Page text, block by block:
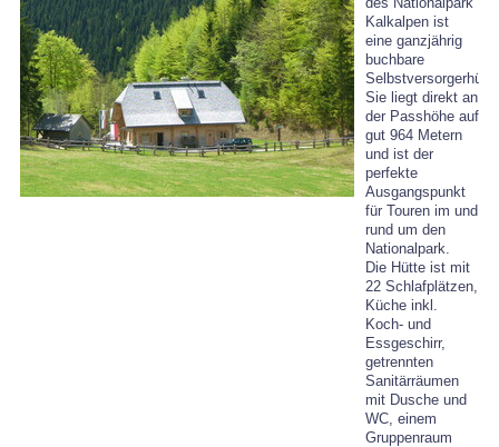
Kalkalpen ist
eine ganzjährig
buchbare
Sie liegt direkt an
der Passhöhe auf
gut 964 Metern
und ist der
perfekte
Ausgangspunkt
für Touren im und
rund um den
Nationalpark.
Die Hütte ist mit
22 Schlafplätzen,
Küche inkl.
Koch- und
Essgeschirr,
getrennten
Sanitärräumen
mit Dusche und
WC, einem
Gruppenraum